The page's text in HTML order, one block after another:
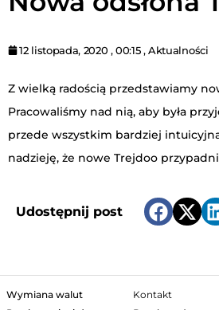
12 listopada, 2020 , 00:15 , Aktualności
Z wielką radością przedstawiamy
Pracowaliśmy nad nią, aby była
przede wszystkim bardziej
nadzieję, że nowe Trejdoo
Udostępnij post
Wymiana walut
Kontakt